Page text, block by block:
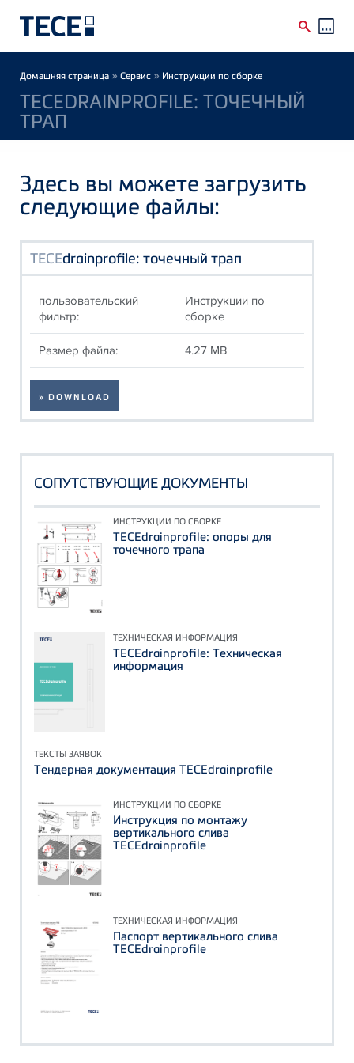
Breadcrumb
Домашняя страница » Сервис » Инструкции по сборке
TECEDRAINPROFILE: ТОЧЕЧНЫЙ
ТРАП
Здесь вы можете загрузить
следующие файлы:
TECEdrainprofile: точечный трап
пользовательский
фильтр:
Инструкции по
сборке
Размер файла: 4.27 MB
» DOWNLOAD
СОПУТСТВУЮЩИЕ ДОКУМЕНТЫ
ИНСТРУКЦИИ ПО СБОРКЕ
TECEdrainprofile: опоры для
точечного трапа
ТЕХНИЧЕСКАЯ ИНФОРМАЦИЯ
TECEdrainprofile: Техническая
информация
ТЕКСТЫ ЗАЯВОК
Тендерная документация TECEdrainprofile
ИНСТРУКЦИИ ПО СБОРКЕ
Инструкция по монтажу
вертикального слива
TECEdrainprofile
ТЕХНИЧЕСКАЯ ИНФОРМАЦИЯ
Паспорт вертикального слива
TECEdrainprofile